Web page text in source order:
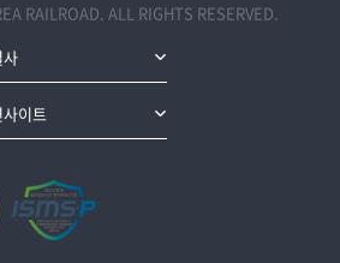
RAILROAD. ALL RIGHTS RESERVED.
사
이트